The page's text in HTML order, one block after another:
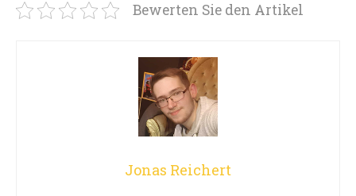
Bewerten Sie den Artikel
Jonas Reichert